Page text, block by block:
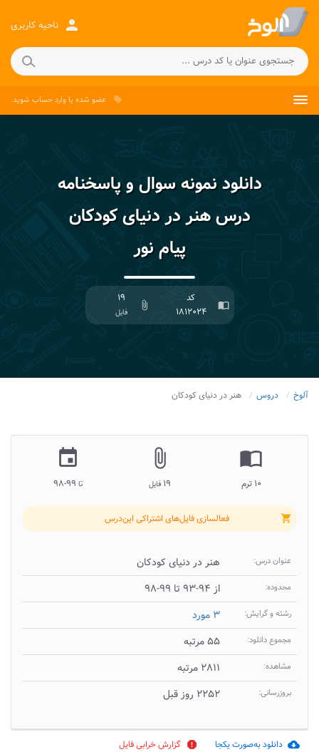
person ناحیه کاربری
local_offer عضو شده یاوارد حساب شوید.
دانلود نمونه سوال و پاسخنامه
درس هنر در دنیای کودکان
پیام نور
import_contacts
کد
۱۸۱۲۰۲۴
attach_file
۱۹
فایل
آلوخ دروس هنر در دنیای کودکان
import_contacts
۱۰ ترم
attach_file
۱۹ فایل
insert_invitation
تا
shopping_cart فعالسازی فایل‌های اشتراکی این‌درس
عنوان درس: هنر در دنیای کودکان
محدوده: از ۹۴-۹۳ تا ۹۹-۹۸
رشته و گرایش: ۳ مورد
مجموع دانلود: ۵۵ مرتبه
مشاهده: ۲۸۱۱ مرتبه
بروزرسانی: ۲۲۵۲ روز قبل
cloud_download دانلود به‌صورت یکجا report گزارش خرابی فایل